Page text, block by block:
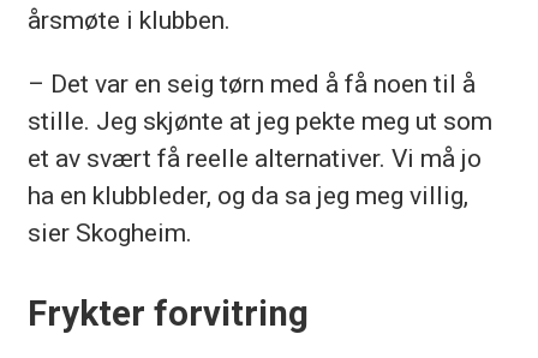
årsmøte i klubben.
– Det var en seig tørn med å få noen til å
stille. Jeg skjønte at jeg pekte meg ut som
et av svært få reelle alternativer. Vi må jo
ha en klubbleder, og da sa jeg meg villig,
sier Skogheim.
Frykter forvitring